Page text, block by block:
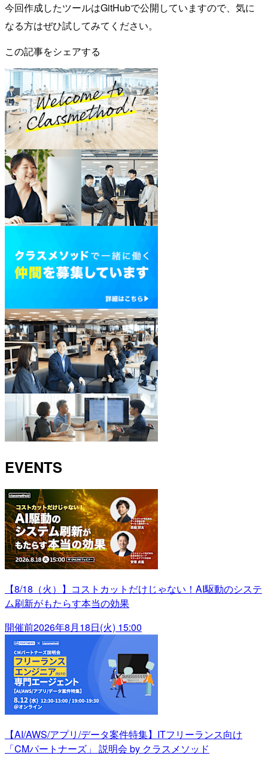
今回作成したツールはGitHubで公開していますので、気に
なる方はぜひ試してみてください。
この記事をシェアする
EVENTS
【8/18（火）】コストカットだけじゃない！AI駆動のシステ
ム刷新がもたらす本当の効果
開催前2026年8月18日(火) 15:00
【AI/AWS/アプリ/データ案件特集】ITフリーランス向け
「CMパートナーズ」 説明会 by クラスメソッド